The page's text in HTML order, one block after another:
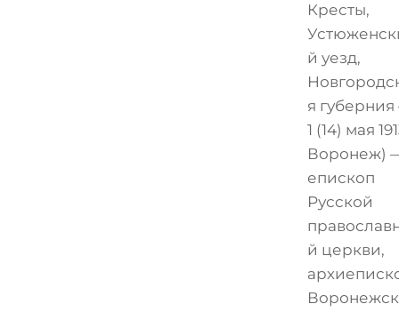
Кресты,
й уезд,
я
1 (14) мая
Воронеж)
епископ
Русской
й церкви,